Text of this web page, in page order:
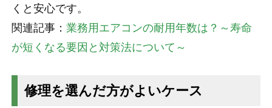
くと安心です。
関連記事：業務用エアコンの耐用年数は？～寿命
が短くなる要因と対策法について～
修理を選んだ方がよいケース